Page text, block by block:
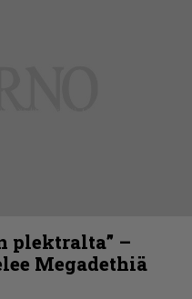
plektralta” –
Megadethiä